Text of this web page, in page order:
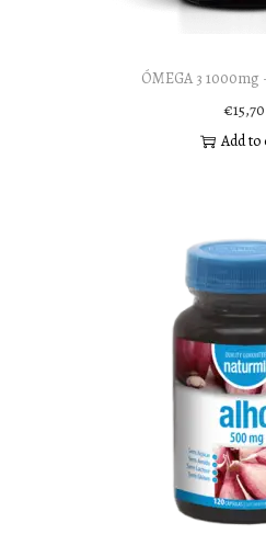
ÓMEGA 3 1000mg
€15,70
Add to